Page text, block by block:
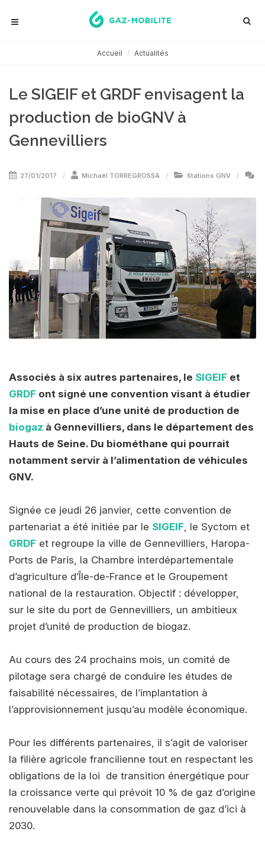
Accueil Actualités
Le SIGEIF et GRDF envisagent la
production de bioGNV à
Gennevilliers
27/01/2017 Michaël TORREGROSSA Stations GNV
Associés à six autres partenaires, le SIGEIF et
GRDF ont signé une convention visant à étudier
la mise en place d’une unité de production de
biogaz à Gennevilliers, dans le département des
Hauts de Seine. Du biométhane qui pourrait
notamment servir à l’alimentation de véhicules
GNV.
Signée ce jeudi 26 janvier, cette convention de
partenariat a été initiée par le SIGEIF , le Syctom et
GRDF et regroupe la ville de Gennevilliers, Haropa-
Ports de Paris, la Chambre interdépartementale
d’agriculture d’Île-de-France et le Groupement
national de la restauration. Objectif : développer,
sur le site du port de Gennevilliers, un ambitieux
projet d’unité de production de biogaz.
Au cours des 24 prochains mois, un comité de
pilotage sera chargé de conduire les études de
faisabilité nécessaires, de l’implantation à
l’approvisionnement jusqu’au modèle économique.
Pour les différents partenaires, il s’agit de valoriser
la filière agricole francilienne tout en respectant les
obligations de la loi de transition énergétique pour
la croissance verte qui prévoit 10 % de gaz d’origine
renouvelable dans la consommation de gaz d’ici à
2030.